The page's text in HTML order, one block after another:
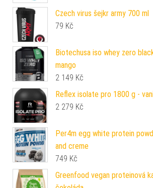
Czech virus šejkr army 700 ml
79 Kč
Biotechusa iso whey zero
mango
2 149 Kč
Reflex isolate pro 1800 g -
2 279 Kč
Per4m egg white protein
and creme
749 Kč
Greenfood vegan proteinová